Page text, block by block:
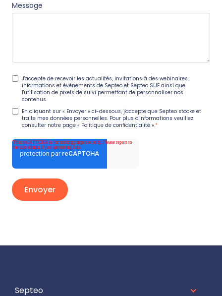
Message
J'accepte de recevoir les actualités, invitations à des webinaires,
informations et événements de Septeo et Septeo SIJE ainsi que
l'utilisation de pixels de suivi permettant de personnaliser nos
contenus.
En cliquant sur « Envoyer » ci-dessous, j'accepte que Septeo stocke et
traite mes données personnelles. Pour plus d'informations veuillez
consulter notre page « Politique de confidentialité ».*
Septeo